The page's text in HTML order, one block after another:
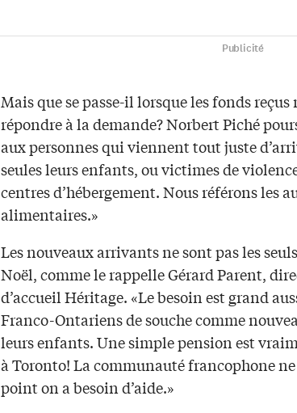
Publicité
Mais que se passe-il lorsque les fonds
répondre à la demande? Norbert Piché
aux personnes qui viennent tout juste
seules leurs enfants, ou victimes de
centres d’hébergement. Nous référons les
alimentaires.»
Les nouveaux arrivants ne sont pas les
Noël, comme le rappelle Gérard Parent,
d’accueil Héritage. «Le besoin est grand
Franco-Ontariens de souche comme
leurs enfants. Une simple pension est
à Toronto! La communauté francophone
point on a besoin d’aide.»